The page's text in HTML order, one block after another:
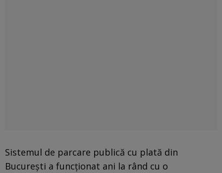
Sistemul de parcare publică cu plată din
București a funcționat ani la rând cu o